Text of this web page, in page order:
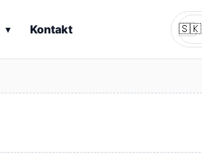
▾ Kontakt Jazyk
🇸🇰